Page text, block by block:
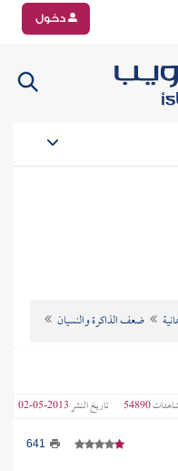
دخول
ضعف الذاكرة والنسيان
54890 تاريخ النشر2013-05-02
641